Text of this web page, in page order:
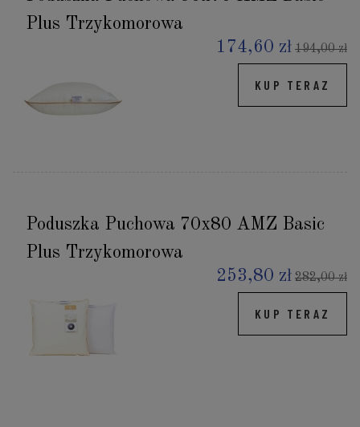
Plus Trzykomorowa
174,60 zł 194,00 zł
KUP TERAZ
Poduszka Puchowa 70x80 AMZ Basic
Plus Trzykomorowa
253,80 zł 282,00 zł
KUP TERAZ